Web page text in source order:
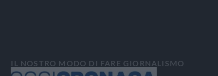
IL NOSTRO MODO DI FARE GIORNALISMO